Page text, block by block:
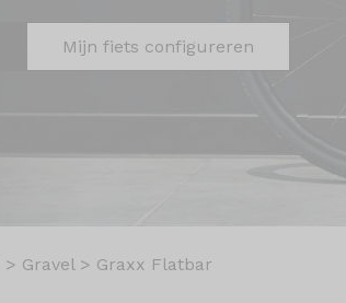
Mijn fiets configureren
> Gravel> Graxx Flatbar